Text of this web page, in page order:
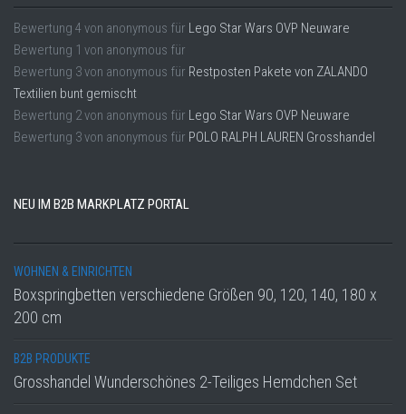
Bewertung 4 von anonymous für Lego Star Wars OVP Neuware
Bewertung 1 von anonymous für
Bewertung 3von anonymous für Restposten Pakete von ZALANDO
Textilien bunt gemischt
Bewertung 2von anonymous für Lego Star Wars OVP Neuware
Bewertung 3von anonymous für POLO RALPH LAUREN Grosshandel
NEU IM B2B MARKPLATZ PORTAL
WOHNEN & EINRICHTEN
Boxspringbetten verschiedene Größen 90, 120, 140, 180 x
200 cm
B2B PRODUKTE
Grosshandel Wunderschönes 2-Teiliges Hemdchen Set